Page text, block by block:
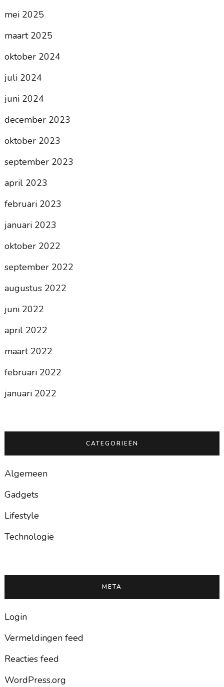
mei 2025
maart 2025
oktober 2024
juli 2024
juni 2024
december 2023
oktober 2023
september 2023
april 2023
februari 2023
januari 2023
oktober 2022
september 2022
augustus 2022
juni 2022
april 2022
maart 2022
februari 2022
januari 2022
CATEGORIEËN
Algemeen
Gadgets
Lifestyle
Technologie
META
Login
Vermeldingen feed
Reacties feed
WordPress.org